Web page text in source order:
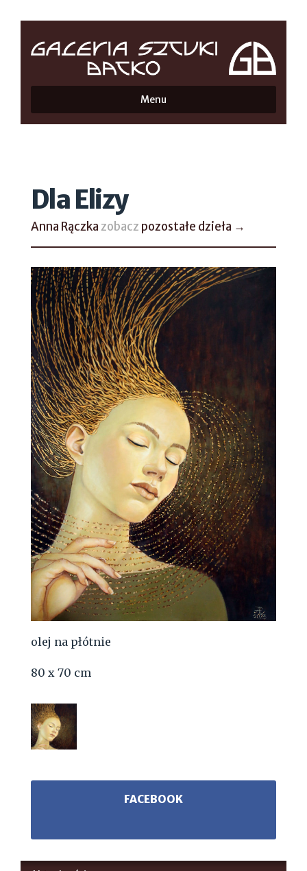
Menu
Dla Elizy
Anna Rączkazobacz pozostałe dzieła →
olej na płótnie
80 x 70 cm
FACEBOOK